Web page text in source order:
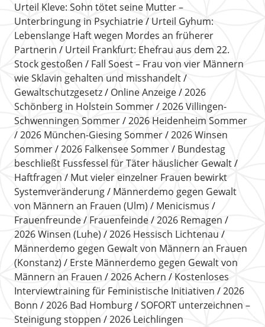
Urteil Kleve: Sohn tötet seine Mutter –
Unterbringung in Psychiatrie
Urteil Gyhum:
Lebenslange Haft wegen Mordes an früherer
Partnerin
Urteil Frankfurt: Ehefrau aus dem 22.
Stock gestoßen
Fall Soest – Frau von vier Männern
wie Sklavin gehalten und misshandelt
Gewaltschutzgesetz
Online Anzeige
2026
Schönberg in Holstein Sommer
2026 Villingen-
Schwenningen Sommer
2026 Heidenheim Sommer
2026 München-Giesing Sommer
2026 Winsen
Sommer
2026 Falkensee Sommer
Bundestag
beschließt Fussfessel für Täter häuslicher Gewalt
Haftfragen
Mut vieler einzelner Frauen bewirkt
Systemveränderung
Männerdemo gegen Gewalt
von Männern an Frauen (Ulm)
Menicismus
Frauenfreunde
Frauenfeinde
2026 Remagen
2026 Winsen (Luhe)
2026 Hessisch Lichtenau
Männerdemo gegen Gewalt von Männern an Frauen
(Konstanz)
Erste Männerdemo gegen Gewalt von
Männern an Frauen
2026 Achern
Kostenloses
Interviewtraining für Feministische Initiativen
2026
Bonn
2026 Bad Homburg
SOFORT unterzeichnen –
Steinigung stoppen
2026 Leichlingen